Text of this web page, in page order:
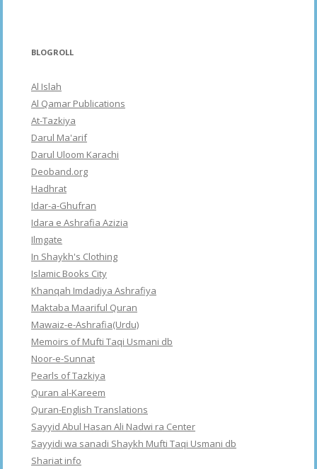
BLOGROLL
Al Islah
Al Qamar Publications
At-Tazkiya
Darul Ma'arif
Darul Uloom Karachi
Deoband.org
Hadhrat
Idar-a-Ghufran
Idara e Ashrafia Azizia
Ilmgate
In Shaykh's Clothing
Islamic Books City
Khanqah Imdadiya Ashrafiya
Maktaba Maariful Quran
Mawaiz-e-Ashrafia(Urdu)
Memoirs of Mufti Taqi Usmani db
Noor-e-Sunnat
Pearls of Tazkiya
Quran al-Kareem
Quran-English Translations
Sayyid Abul Hasan Ali Nadwi ra Center
Sayyidi wa sanadi Shaykh Mufti Taqi Usmani db
Shariat info